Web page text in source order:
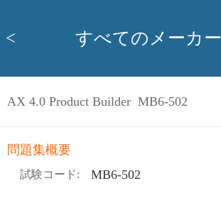
< すべてのメーカー
AX 4.0 Product Builder MB6-502
問題集概要
試験コード: MB6-502